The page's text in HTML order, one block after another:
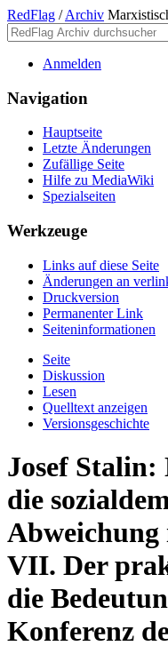
RedFlag / Archiv
Anmelden
Navigation
Hauptseite
Letzte Änderungen
Zufällige Seite
Hilfe zu MediaWiki
Spezialseiten
Werkzeuge
Links auf diese Seite
Änderungen an
Druckversion
Permanenter Link
Seiten­­informationen
Seite
Diskussion
Lesen
Quelltext anzeigen
Versionsgeschichte
Josef Stalin:
die
Abweichung
VII. Der
die
Konferenz